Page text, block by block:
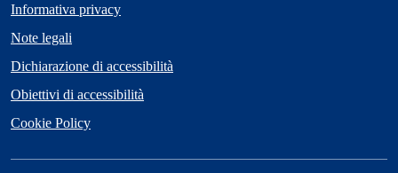
Informativa privacy
Note legali
Dichiarazione di accessibilità
Obiettivi di accessibilità
Cookie Policy